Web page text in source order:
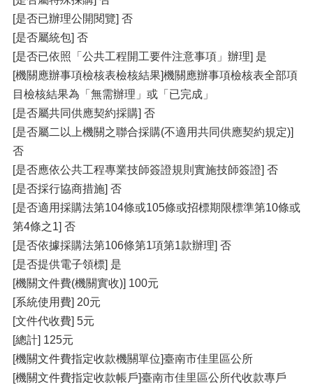
[是否已辦理公開閱覽] 否
[是否屬統包] 否
[是否已依照「公共工程開工要件注意事項」辦理] 是
[機關應辦事項檢核表檢核結果]機關應辦事項檢核表全部項
目檢核結果為「無需辦理」或「已完成」
[是否屬共同供應契約採購] 否
[是否屬二以上機關之聯合採購(不適用共同供應契約規定)]
否
[是否應依公共工程專業技師簽證規則實施技師簽證] 否
[是否採行協商措施] 否
[是否適用採購法第104條或105條或招標期限標準第10條或
第4條之1] 否
[是否依據採購法第106條第1項第1款辦理] 否
[是否提供電子領標] 是
[機關文件費(機關實收)] 100元
[系統使用費] 20元
[文件代收費] 5元
[總計] 125元
[機關文件費指定收款機關單位]臺南市佳里區公所
[機關文件費指定收款帳戶]臺南市佳里區公所代收款專戶